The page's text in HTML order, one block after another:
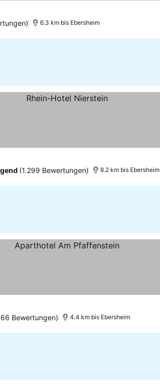
6.3 km bis Ebersheim
(1.299 Bewertungen) 8.2 km bis Ebersheim
Bewertungen) 4.4 km bis Ebersheim